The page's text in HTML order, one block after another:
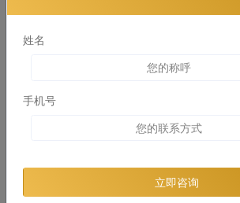
车顶
姓名
手机号
立即咨询